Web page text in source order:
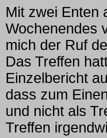
Mit zwei Enten
Wochenendes
mich der Ruf
Das Treffen
Einzelbericht
dass zum
und nicht als
Treffen